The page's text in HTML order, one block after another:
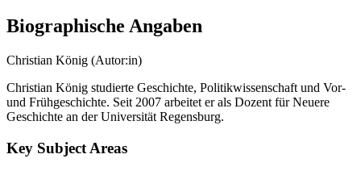
Biographische Angaben
Christian König (Autor:in)
Christian König studierte Geschichte, Politikwissenschaft und Vor-
und Frühgeschichte. Seit 2007 arbeitet er als Dozent für Neuere
Geschichte an der Universität Regensburg.
Key Subject Areas